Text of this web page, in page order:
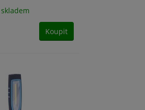
skladem
Koupit